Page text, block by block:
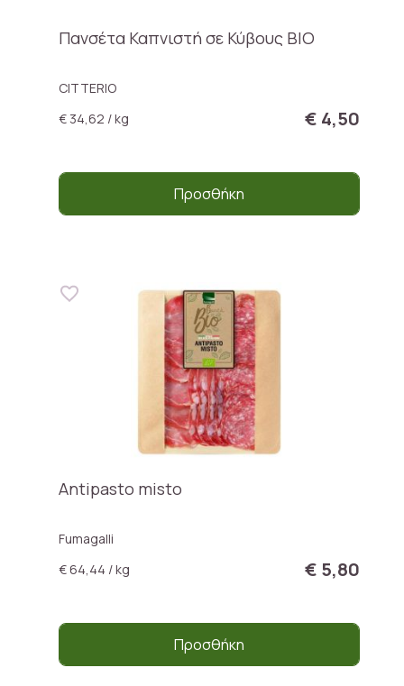
Πανσέτα Καπνιστή σε Κύβους BIO
CITTERIO
€ 34,62 / kg
€ 4,50
Προσθήκη
Antipasto misto
Fumagalli
€ 64,44 / kg
€ 5,80
Προσθήκη